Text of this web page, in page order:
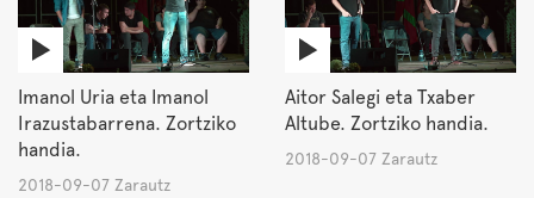
Imanol Uria eta Imanol
Irazustabarrena. Zortziko
handia.
2018-09-07 Zarautz
Aitor Salegi eta Txaber
Altube. Zortziko handia.
2018-09-07 Zarautz